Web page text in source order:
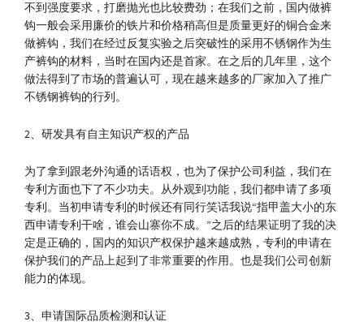
不到强度要求，打磨抛光也比较费劲；在我们之前，国内做裤
钩一般会采用廉价的铁片和价格稍高但是质量更好的铜合金来
做裤钩，我们在经过反复实验之后突破性的采用不锈钢作为生
产裤钩的材料，当时在国内还是首家。在之后的几年里，这个
做法得到了市场的普遍认可，现在越来越多的厂家加入了推广
不锈钢裤钩的行列。
2、研发具有自主知识产权的产品
为了拿到跟老外沟通的话语权，也为了保护公司利益，我们在
专利方面也下了不少功夫。从外观到功能，我们都申请了多项
专利。当初申请专利的时候还有同行笑话我说“指甲盖大小的东
西申请专利干啥，谁会山寨你不成。”之后的结果证明了我的决
定是正确的，国内的知识产权保护越来越成熟，专利的申请在
保护我们的产品上起到了非常重要的作用。也是我们公司创新
能力的体现。
3、申请国际品质检测和认证